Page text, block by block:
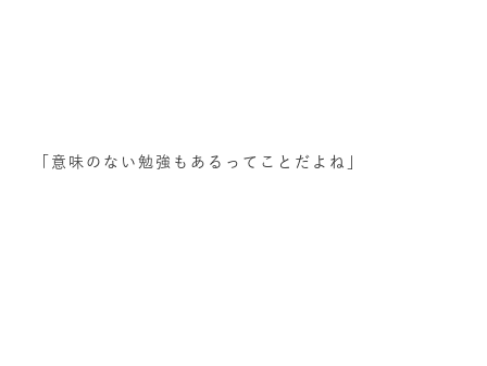
「意味のない勉強もあるってことだよね」